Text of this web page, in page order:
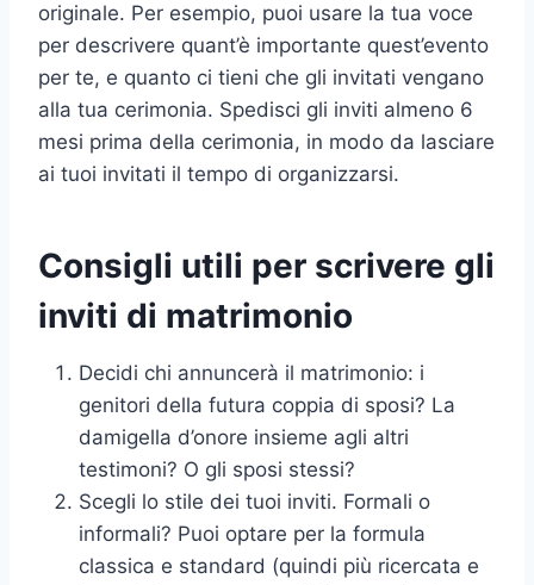
originale. Per esempio, puoi usare la tua voce
per descrivere quant’è importante quest’evento
per te, e quanto ci tieni che gli invitati vengano
alla tua cerimonia. Spedisci gli inviti almeno 6
mesi prima della cerimonia, in modo da lasciare
ai tuoi invitati il tempo di organizzarsi.
Consigli utili per scrivere gli
inviti di matrimonio
Decidi chi annuncerà il matrimonio: i
genitori della futura coppia di sposi? La
damigella d’onore insieme agli altri
testimoni? O gli sposi stessi?
Scegli lo stile dei tuoi inviti. Formali o
informali? Puoi optare per la formula
classica e standard (quindi più ricercata e